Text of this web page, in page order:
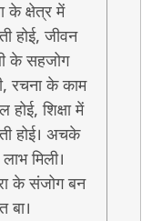
के क्षेत्र में
होई, जीवन
के सहजोग
रचना के काम
शिक्षा में
होई। अचके
मिली।
के संजोग बन
बा।